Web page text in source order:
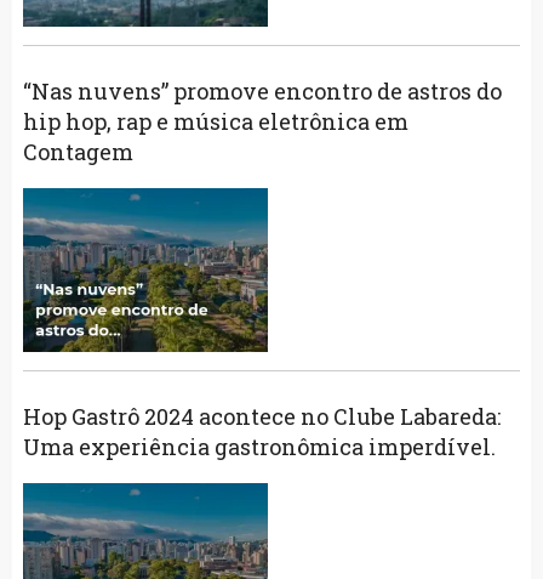
“Nas nuvens” promove encontro de astros do
hip hop, rap e música eletrônica em
Contagem
Hop Gastrô 2024 acontece no Clube Labareda:
Uma experiência gastronômica imperdível.